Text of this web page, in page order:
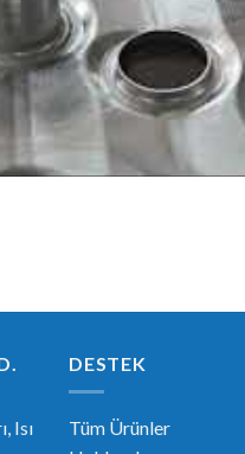
Isı
DESTEK
Tüm Ürünler